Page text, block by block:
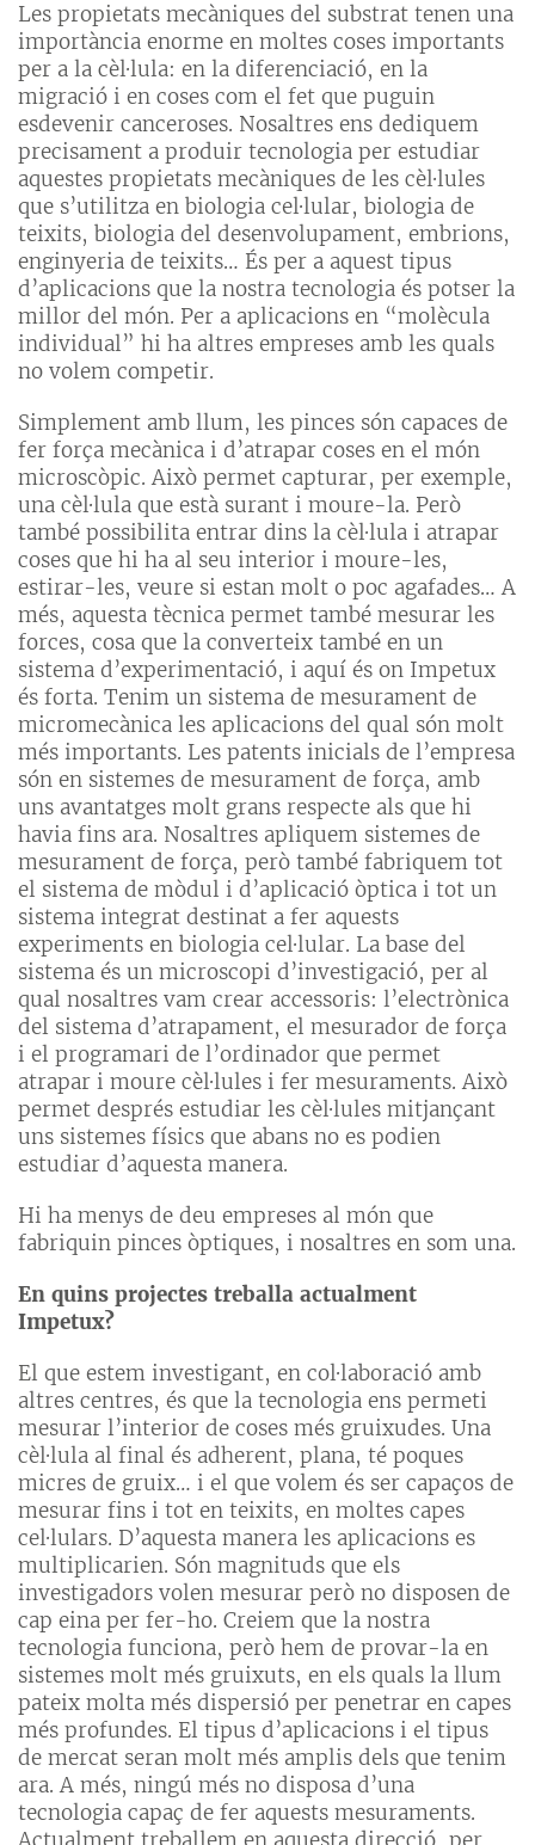
Les propietats mecàniques del substrat tenen una
importància enorme en moltes coses importants
per a la cèl·lula: en la diferenciació, en la
migració i en coses com el fet que puguin
esdevenir canceroses. Nosaltres ens dediquem
precisament a produir tecnologia per estudiar
aquestes propietats mecàniques de les cèl·lules
que s’utilitza en biologia cel·lular, biologia de
teixits, biologia del desenvolupament, embrions,
enginyeria de teixits… És per a aquest tipus
d’aplicacions que la nostra tecnologia és potser la
millor del món. Per a aplicacions en “molècula
individual” hi ha altres empreses amb les quals
no volem competir.
Simplement amb llum, les pinces són capaces de
fer força mecànica i d’atrapar coses en el món
microscòpic. Això permet capturar, per exemple,
una cèl·lula que està surant i moure-la. Però
també possibilita entrar dins la cèl·lula i atrapar
coses que hi ha al seu interior i moure-les,
estirar-les, veure si estan molt o poc agafades… A
més, aquesta tècnica permet també mesurar les
forces, cosa que la converteix també en un
sistema d’experimentació, i aquí és on Impetux
és forta. Tenim un sistema de mesurament de
micromecànica les aplicacions del qual són molt
més importants. Les patents inicials de l’empresa
són en sistemes de mesurament de força, amb
uns avantatges molt grans respecte als que hi
havia fins ara. Nosaltres apliquem sistemes de
mesurament de força, però també fabriquem tot
el sistema de mòdul i d’aplicació òptica i tot un
sistema integrat destinat a fer aquests
experiments en biologia cel·lular. La base del
sistema és un microscopi d’investigació, per al
qual nosaltres vam crear accessoris: l’electrònica
del sistema d’atrapament, el mesurador de força
i el programari de l’ordinador que permet
atrapar i moure cèl·lules i fer mesuraments. Això
permet després estudiar les cèl·lules mitjançant
uns sistemes físics que abans no es podien
estudiar d’aquesta manera.
Hi ha menys de deu empreses al món que
fabriquin pinces òptiques, i nosaltres en som una.
En quins projectes treballa actualment
Impetux?
El que estem investigant, en col·laboració amb
altres centres, és que la tecnologia ens permeti
mesurar l’interior de coses més gruixudes. Una
cèl·lula al final és adherent, plana, té poques
micres de gruix… i el que volem és ser capaços de
mesurar fins i tot en teixits, en moltes capes
cel·lulars. D’aquesta manera les aplicacions es
multiplicarien. Són magnituds que els
investigadors volen mesurar però no disposen de
cap eina per fer-ho. Creiem que la nostra
tecnologia funciona, però hem de provar-la en
sistemes molt més gruixuts, en els quals la llum
pateix molta més dispersió per penetrar en capes
més profundes. El tipus d’aplicacions i el tipus
de mercat seran molt més amplis dels que tenim
ara. A més, ningú més no disposa d’una
tecnologia capaç de fer aquests mesuraments.